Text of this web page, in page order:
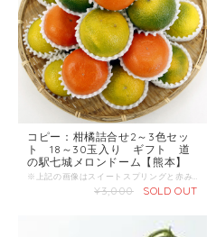
コピー：柑橘詰合せ2～3色セッ
ト 18～30玉入り ギフト 道
の駅七城メロンドーム【熊本】
¥3,000 SOLD OUT